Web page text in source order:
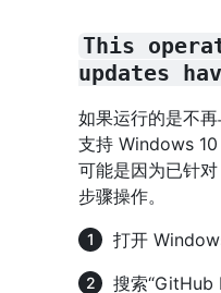
This
updates
如果运行的是不
支持 Windows
可能是因为已针
步骤操作。
打开
搜索“GitHub